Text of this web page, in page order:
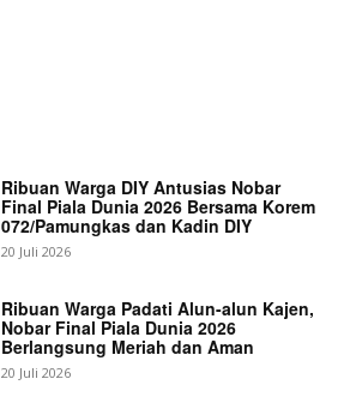
Ribuan Warga DIY Antusias Nobar
Final Piala Dunia 2026 Bersama Korem
072/Pamungkas dan Kadin DIY
20 Juli 2026
Ribuan Warga Padati Alun-alun Kajen,
Nobar Final Piala Dunia 2026
Berlangsung Meriah dan Aman
20 Juli 2026